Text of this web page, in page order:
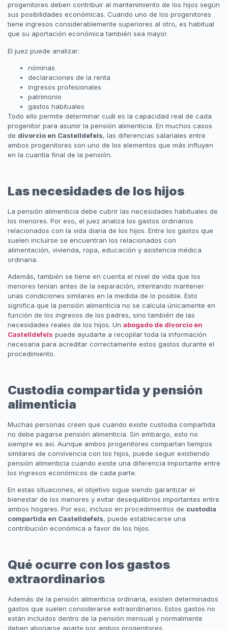
progenitores deben contribuir al mantenimiento de los hijos según
sus posibilidades económicas. Cuando uno de los progenitores
tiene ingresos considerablemente superiores al otro, es habitual
que su aportación económica también sea mayor.
El juez puede analizar:
nóminas
declaraciones de la renta
ingresos profesionales
patrimonio
gastos habituales
Todo ello permite determinar cuál es la capacidad real de cada
progenitor para asumir la pensión alimenticia. En muchos casos
de divorcio en Castelldefels, las diferencias salariales entre
ambos progenitores son uno de los elementos que más influyen
en la cuantía final de la pensión.
Las necesidades de los hijos
La pensión alimenticia debe cubrir las necesidades habituales de
los menores. Por eso, el juez analiza los gastos ordinarios
relacionados con la vida diaria de los hijos. Entre los gastos que
suelen incluirse se encuentran los relacionados con
alimentación, vivienda, ropa, educación y asistencia médica
ordinaria.
Además, también se tiene en cuenta el nivel de vida que los
menores tenían antes de la separación, intentando mantener
unas condiciones similares en la medida de lo posible. Esto
significa que la pensión alimenticia no se calcula únicamente en
función de los ingresos de los padres, sino también de las
necesidades reales de los hijos. Un abogado de divorcio en
Castelldefels puede ayudarte a recopilar toda la información
necesaria para acreditar correctamente estos gastos durante el
procedimiento.
Custodia compartida y pensión
alimenticia
Muchas personas creen que cuando existe custodia compartida
no debe pagarse pensión alimenticia. Sin embargo, esto no
siempre es así. Aunque ambos progenitores compartan tiempos
similares de convivencia con los hijos, puede seguir existiendo
pensión alimenticia cuando existe una diferencia importante entre
los ingresos económicos de cada parte.
En estas situaciones, el objetivo sigue siendo garantizar el
bienestar de los menores y evitar desequilibrios importantes entre
ambos hogares. Por eso, incluso en procedimientos de custodia
compartida en Castelldefels, puede establecerse una
contribución económica a favor de los hijos.
Qué ocurre con los gastos
extraordinarios
Además de la pensión alimenticia ordinaria, existen determinados
gastos que suelen considerarse extraordinarios. Estos gastos no
están incluidos dentro de la pensión mensual y normalmente
deben abonarse aparte por ambos progenitores.